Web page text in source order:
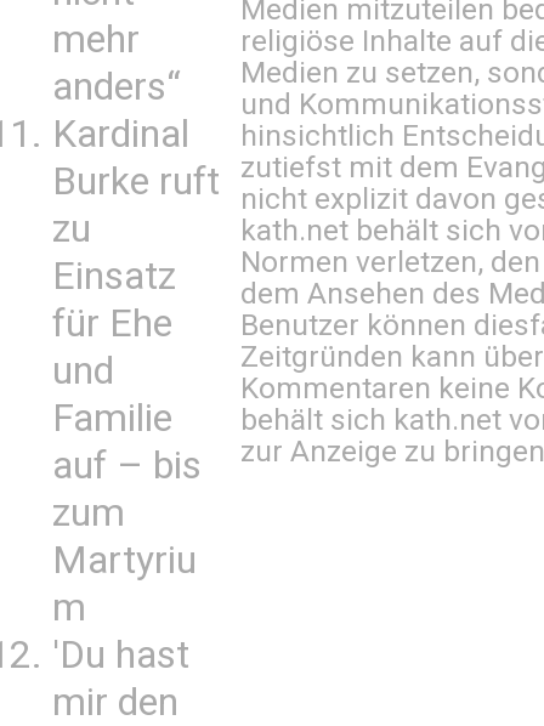
mehr
anders“
Kardinal
Burke ruft
zu
Einsatz
für Ehe
und
Familie
auf – bis
zum
Martyriu
m
'Du hast
mir den
Medien mitzuteilen
religiöse Inhalte auf
Medien zu setzen,
und
hinsichtlich
zutiefst mit dem
nicht explizit davon
kath.net behält sich
Normen verletzen,
dem Ansehen des
Benutzer können
Zeitgründen kann
Kommentaren keine
behält sich kath.net
zur Anzeige zu